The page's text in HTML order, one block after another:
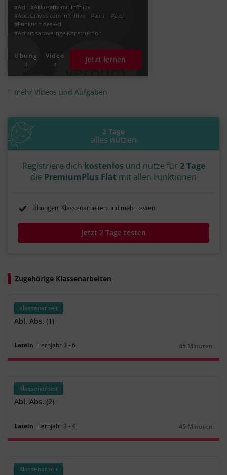
#AcI
#Akkusativ mit Infinitiv
#Accusativus cum infinitivo
#a.c.i.
#a.c.i
#Funktion des AcI
#AcI als satzwertige Konstruktion
#Infinitiv Präsens Aktiv
#Infinitiv Präsens Passiv
#Infinitiv Perfekt
#Infinitiv Perfekt Aktiv
#Infinitiv der Gleichzeitigkeit
#Infinitiv der Nachzeitigkeit
Übung
4
Video
4
Jetzt lernen
mehr Videos und Aufgaben
2 Tage
alles nutzen
Registriere dich kostenlos und nutze für 2 Tage
die PremiumPlus Flat mit allen Funktionen
Übungen, Klassenarbeiten und mehr testen
Jetzt 2 Tage testen
Zugehörige Klassenarbeiten
Klassenarbeit
Abl. Abs. (1)
Latein Lernjahr 3 ‐ 6
Dauer:
45 Minuten
Klassenarbeit
Abl. Abs. (2)
Latein Lernjahr 3 ‐4
Dauer:
45 Minuten
Klassenarbeit